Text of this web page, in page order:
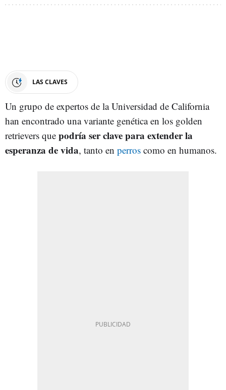
LAS CLAVES
Un grupo de expertos de la Universidad de California
han encontrado una variante genética en los golden
retrievers que podría ser clave para extender la
esperanza de vida, tanto en perros como en humanos.